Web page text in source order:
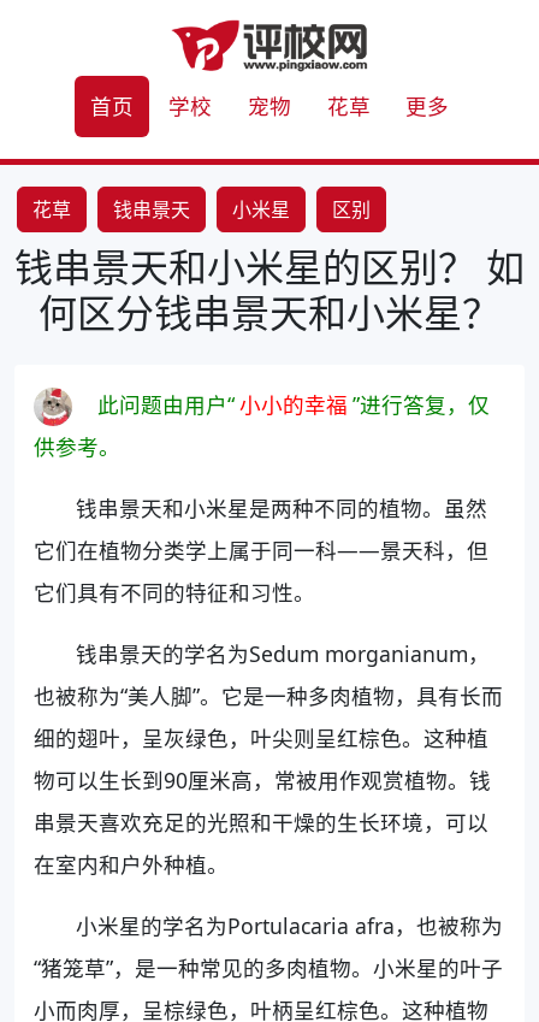
首页 学校 宠物 花草 更多
花草 钱串景天 小米星 区别
钱串景天和小米星的区别？ 如
何区分钱串景天和小米星？
此问题由用户“小小的幸福 ”进行答复，仅
供参考。
钱串景天和小米星是两种不同的植物。虽然
它们在植物分类学上属于同一科——景天科，但
它们具有不同的特征和习性。
钱串景天的学名为Sedum morganianum，
也被称为“美人脚”。它是一种多肉植物，具有长而
细的翅叶，呈灰绿色，叶尖则呈红棕色。这种植
物可以生长到90厘米高，常被用作观赏植物。钱
串景天喜欢充足的光照和干燥的生长环境，可以
在室内和户外种植。
小米星的学名为Portulacaria afra，也被称为
“猪笼草”，是一种常见的多肉植物。小米星的叶子
小而肉厚，呈棕绿色，叶柄呈红棕色。这种植物